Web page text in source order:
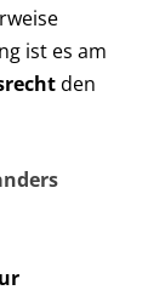
ist es am
den